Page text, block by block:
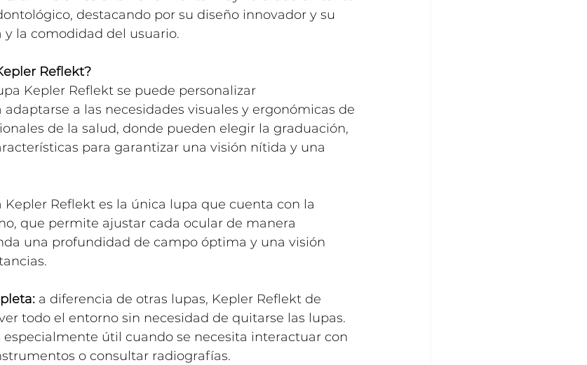
destacando por su diseño innovador y su
la comodidad del usuario.
Reflekt?
Kepler Reflekt se puede personalizar
a las necesidades visuales y ergonómicas de
de la salud, donde pueden elegir la graduación,
para garantizar una visión nítida y una
Kepler Reflekt es la única lupa que cuenta con la
que permite ajustar cada ocular de manera
una profundidad de campo óptima y una visión
a diferencia de otras lupas, Kepler Reflekt de
todo el entorno sin necesidad de quitarse las lupas.
especialmente útil cuando se necesita interactuar con
o consultar radiografías.